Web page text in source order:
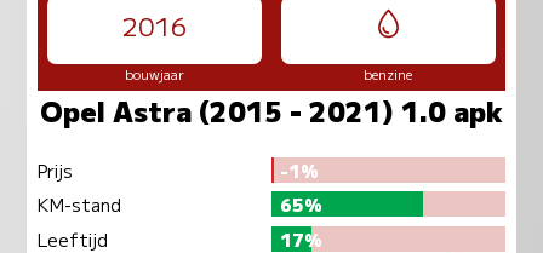
2016
bouwjaar benzine
Opel Astra (2015 - 2021) 1.0 apk
Prijs
-1%
KM-stand
65%
Leeftijd
17%